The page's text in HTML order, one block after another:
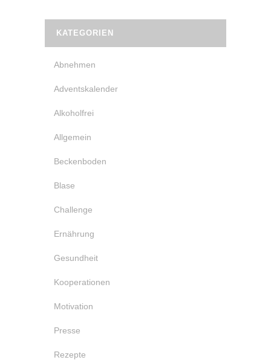
KATEGORIEN
Abnehmen
Adventskalender
Alkoholfrei
Allgemein
Beckenboden
Blase
Challenge
Ernährung
Gesundheit
Kooperationen
Motivation
Presse
Rezepte